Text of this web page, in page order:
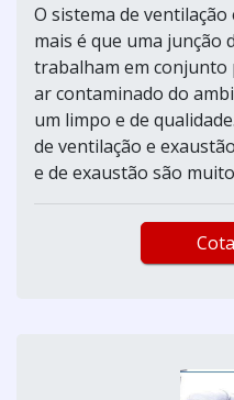
O sistema de
mais é que uma junção
trabalham em conjunto
ar contaminado do
um limpo e de
de ventilação e
e de exaustão são